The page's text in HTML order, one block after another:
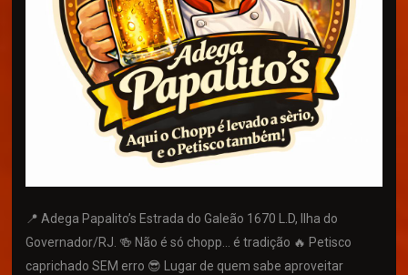
📍 Adega Papalito’s Estrada do Galeão 1670 L.D, Ilha do
Governador/RJ. 🍻 Não é só chopp… é tradição 🔥 Petisco
caprichado SEM erro 😎 Lugar de quem sabe aproveitar